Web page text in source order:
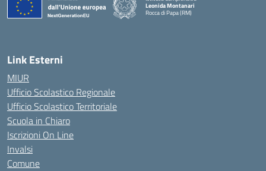
Leonida Montanari
Rocca di Papa (RM)
— Visita la pagina iniziale della scuola
Link Esterni
MIUR
Ufficio Scolastico Regionale
Ufficio Scolastico Territoriale
Scuola in Chiaro
Iscrizioni On Line
Invalsi
Comune